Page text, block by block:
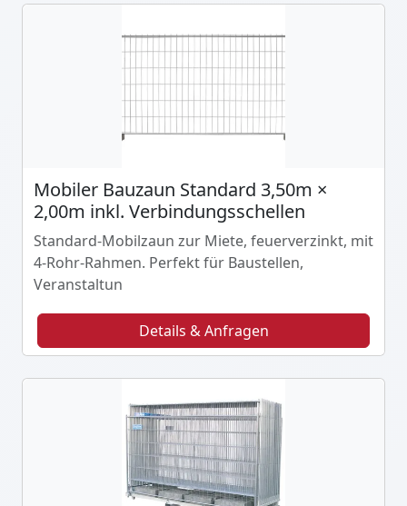
Mobiler Bauzaun Standard 3,50m ×
2,00m inkl. Verbindungsschellen
Standard-Mobilzaun zur Miete, feuerverzinkt, mit
4-Rohr-Rahmen. Perfekt für Baustellen,
Veranstaltun
Details & Anfragen